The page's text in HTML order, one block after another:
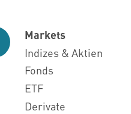
Markets
Indizes & Aktien
Fonds
ETF
Derivate